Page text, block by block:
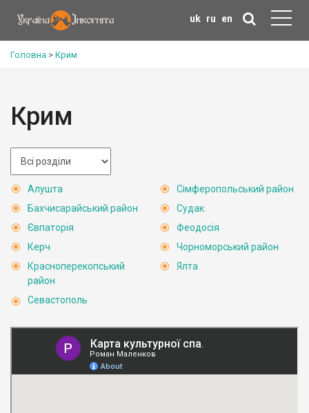
uk ru en
Головна > Крим
Крим
Алушта
Бахчисарайський район
Євпаторія
Керч
Красноперекопський
район
Севастополь
Сімферопольський район
Судак
Феодосія
Чорноморський район
Ялта